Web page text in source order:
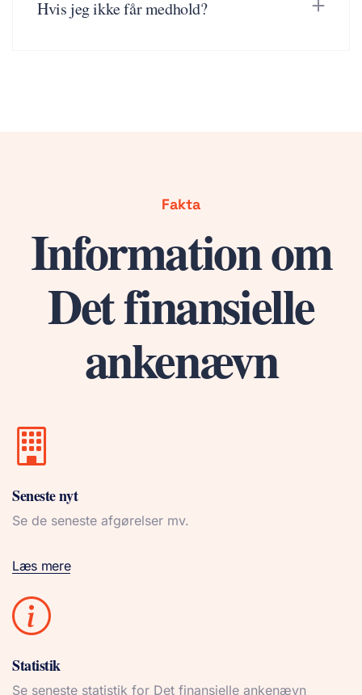
Hvis jeg ikke får medhold?
Fakta
Information om
Det finansielle
ankenævn
Seneste nyt
Se de seneste afgørelser mv.
Læs mere
Statistik
Se seneste statistik for Det finansielle ankenævn